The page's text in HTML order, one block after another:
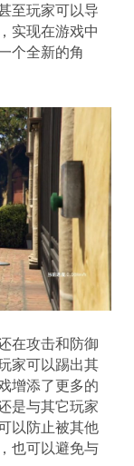
至玩家可以导
实现在游戏中
个全新的角
在攻击和防御
家可以踢出其
增添了更多的
是与其它玩家
以防止被其他
也可以避免与